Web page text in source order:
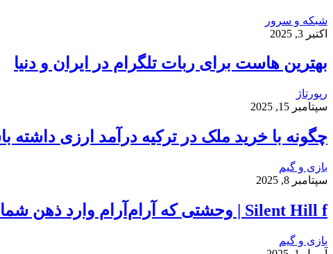
شبکه و سرور
اکتبر 3, 2025
بهترین هاست برای ربات تلگرام در ایران و دنیا
رپورتاژ
سپتامبر 15, 2025
چگونه با خرید ملک در ترکیه درآمد ارزی داشته
بازی و گیم
سپتامبر 8, 2025
Silent Hill f | وحشتی که آرام‌آرام وارد ذهن شما می‌شود…
بازی و گیم